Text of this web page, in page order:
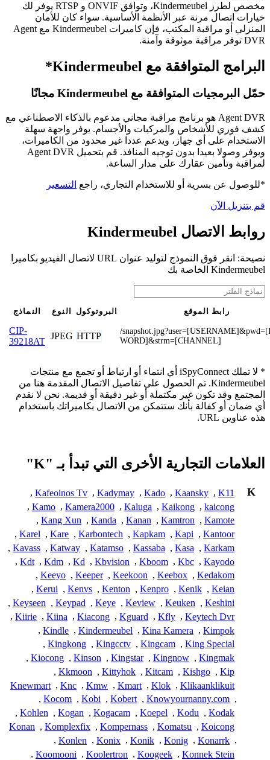
مخصص لطرز Kindermeubel، وتوافق ONVIF و RTSP يوفر لك
خيارات اتصال مرنة عبر الأنظمة الأساسية. سواء كان للأمان
المنزلي أو مراقبة المكتب، فإن كاميرات Kindermeubel مع Agent
DVR توفر مراقبة موثوقة وآمنة.
البرامج المتوافقة مع Kindermeubel*
حمّل البرمجيات المتوافقة مع Kindermeubel مجانًا
Agent DVR هو برنامج مراقبة مجاني مدعوم بالذكاء الاصطناعي مع
كشف فوري للأشخاص والمركبات والأجسام. يوفر واجهة سهلة
الاستخدام على أي جهاز، ويدعم عددا غير محدود من الكاميرات،
ويوفر وصولا بعيدا بدون توجيه المنافذ. قم بتحميل Agent DVR
لمراقبة وتأمين عقارك على مدار الساعة.
*للوصول عن بسرية أو للاستخدام التجاري، راجع التسعير
قم بتنزيل الآن
روابط الاتصال Kindermeubel
نصيحة: انقر فوق النموذج لتوليد عنوان URL لاتصال الفيديو بكاميرا
Kindermeubel الخاصة بك
النماذج النوع البروتوكول رابط الموقع
CIP-
39218AT
JPEG HTTP
/
WORD]&strm=[CHANNEL]
* لا تملك iSpyConnect أي انتماء أو ارتباط أو تجمع مع منتجات
Kindermeubel. تم الحصول على تفاصيل الاتصال المقدمة هنا من
المجتمع وقد تكون غير مكتملة أو غير دقيقة أو قديمة. نحن لا نقدم
أي ضمان أو كفالة بأنك ستتمكن من الاتصال بكاميراتك باستخدام
هذه عناوين URL.
العلامات التجارية الأخرى التي تبدأ بـ "K"
K
K11
,
Kaansky
,
Kado
,
Kadymay
,
Kafeoinos Tv
,
kaicong
,
Kaikong
,
Kaluga
,
Kamera2000
,
Kamo
,
Kamote
,
Kamtron
,
Kanan
,
Kanda
,
Kang Xun
,
Kantoor
,
Kapi
,
Kapkam
,
Karbontech
,
Kare
,
Karel
,
Karkam
,
Kasa
,
Kassaba
,
Katamso
,
Katway
,
Kavass
,
Kayodo
,
Kbc
,
Kboom
,
Kbvision
,
Kd
,
Kdm
,
Kdt
,
Kedakom
,
Keebox
,
Keekoon
,
Keeper
,
Keeyo
,
Keian
,
Kenik
,
Kenpro
,
Kenton
,
Kenvs
,
Kerui
,
Keshini
,
Keuken
,
Keview
,
Keye
,
Keypad
,
Keyseen
,
Keytech Dvr
,
Kfly
,
Kguard
,
Kiacong
,
Kiina
,
Kiirie
,
Kimpok
,
Kina Kamera
,
Kindermeubel
,
Kindle
,
King Special
,
Kingcam
,
Kingcctv
,
Kingkong
,
Kingmak
,
Kingnow
,
Kingstar
,
Kinson
,
Kiocong
,
Kip
,
Kishgo
,
Kitcam
,
Kittyhok
,
Kkmoon
,
Klikaanklikuit
,
Klok
,
Kmart
,
Kmw
,
Knc
,
Knewmart
,
Knowyournanny.com
,
Kobert
,
Kobi
,
Kocom
,
Kodak
,
Kodu
,
Koepel
,
Kogacam
,
Kogan
,
Kohlen
,
Koicong
,
Komatsu
,
Kompernass
,
Komplexfix
,
Konan
,
Konarrk
,
Konig
,
Konik
,
Konix
,
Konlen
,
Konnek Stein
,
Koogeek
,
Koolertron
,
Koomooni
,